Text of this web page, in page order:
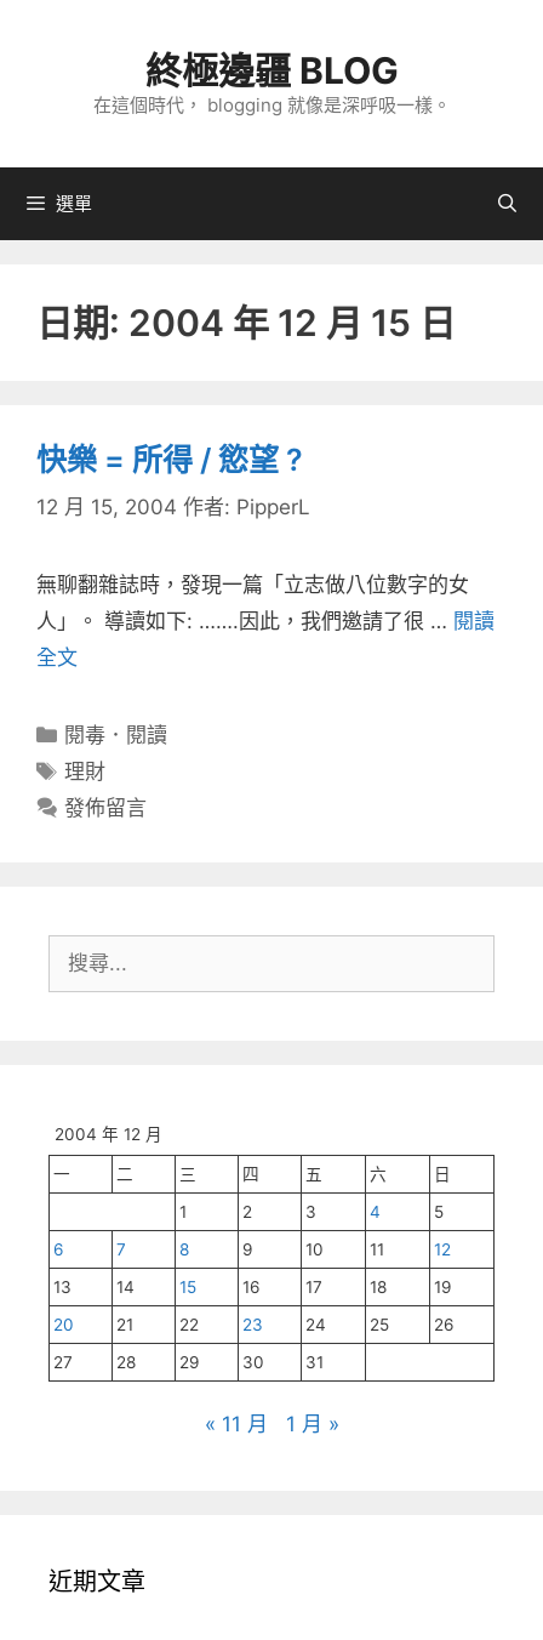
內
終極邊疆 BLOG
在這個時代， blogging 就像是深呼吸一樣。
選單
日期: 2004 年 12 月 15 日
快樂 = 所得 / 慾望 ?
12 月 15, 2004 作者: PipperL
無聊翻雜誌時，發現一篇「立志做八位數字的女
人」。 導讀如下: …….因此，我們邀請了很 … 閱讀
全文
分
類
閱毒．閱讀
標
籤
理財
發佈留言
尋:
2004 年 12 月
一 二 三 四 五 六
日
1
2 3 4
5
6
7 8 9 10 11
12
13
14 15 16 17 18
19
20
21 22 23 24 25
26
27
28 29 30 31
« 11 月 1 月 »
近期文章